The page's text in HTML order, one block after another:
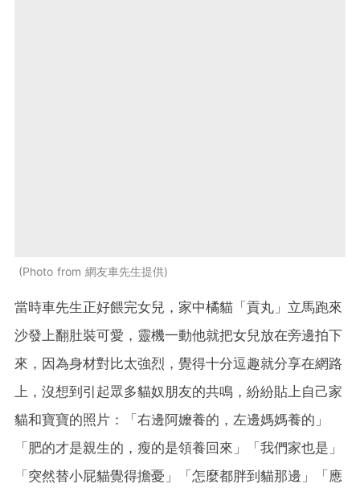
Photo from 網友車先生提供
當時車先生正好餵完女兒，家中橘貓「貢丸」立馬跑來
沙發上翻肚裝可愛，靈機一動他就把女兒放在旁邊拍下
來，因為身材對比太強烈，覺得十分逗趣就分享在網路
上，沒想到引起眾多貓奴朋友的共鳴，紛紛貼上自己家
貓和寶寶的照片：「右邊阿嬤養的，左邊媽媽養的」
「肥的才是親生的，瘦的是領養回來」「我們家也是」
「突然替小屁貓覺得擔憂」「怎麼都胖到貓那邊」「應